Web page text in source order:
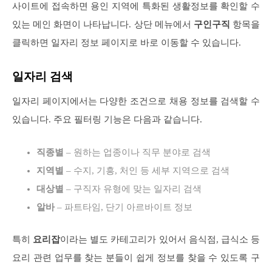
사이트에 접속하면 용인 지역에 특화된 생활정보를 확인할 수
있는 메인 화면이 나타납니다. 상단 메뉴에서 구인구직 항목을
클릭하면 일자리 정보 페이지로 바로 이동할 수 있습니다.
일자리 검색
일자리 페이지에서는 다양한 조건으로 채용 정보를 검색할 수
있습니다. 주요 필터링 기능은 다음과 같습니다.
직종별 – 원하는 업종이나 직무 분야로 검색
지역별 – 수지, 기흥, 처인 등 세부 지역으로 검색
대상별 – 구직자 유형에 맞는 일자리 검색
알바– 파트타임, 단기 아르바이트 정보
특히 요리잡이라는 별도 카테고리가 있어서 음식점, 급식소 등
요리 관련 업무를 찾는 분들이 쉽게 정보를 찾을 수 있도록 구